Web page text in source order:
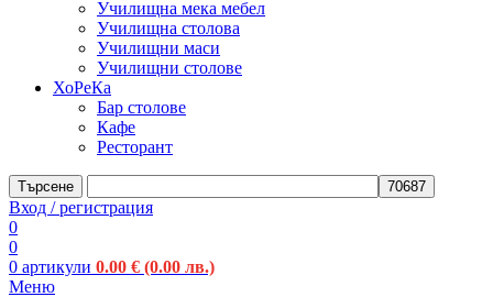
Училищна мека мебел
Училищна столова
Училищни маси
Училищни столове
ХоРеКа
Бар столове
Кафе
Ресторант
Търсене
Вход / регистрация
0
0
0 артикули 0.00 € (0.00 лв.)
Меню